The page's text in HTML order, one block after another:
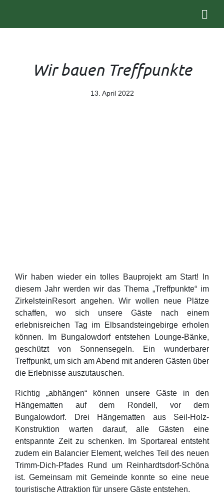
Wir bauen Treffpunkte
13. April 2022
Wir haben wieder ein tolles Bauprojekt am Start! In
diesem Jahr werden wir das Thema „Treffpunkte“ im
ZirkelsteinResort angehen. Wir wollen neue Plätze
schaffen, wo sich unsere Gäste nach einem
erlebnisreichen Tag im Elbsandsteingebirge erholen
können. Im Bungalowdorf entstehen Lounge-Bänke,
geschützt von Sonnensegeln. Ein wunderbarer
Treffpunkt, um sich am Abend mit anderen Gästen über
die Erlebnisse auszutauschen.
Richtig „abhängen“ können unsere Gäste in den
Hängematten auf dem Rondell, vor dem
Bungalowdorf. Drei Hängematten aus Seil-Holz-
Konstruktion warten darauf, alle Gästen eine
entspannte Zeit zu schenken. Im Sportareal entsteht
zudem ein Balancier Element, welches Teil des neuen
Trimm-Dich-Pfades Rund um Reinhardtsdorf-Schöna
ist. Gemeinsam mit Gemeinde konnte so eine neue
touristische Attraktion für unsere Gäste entstehen.